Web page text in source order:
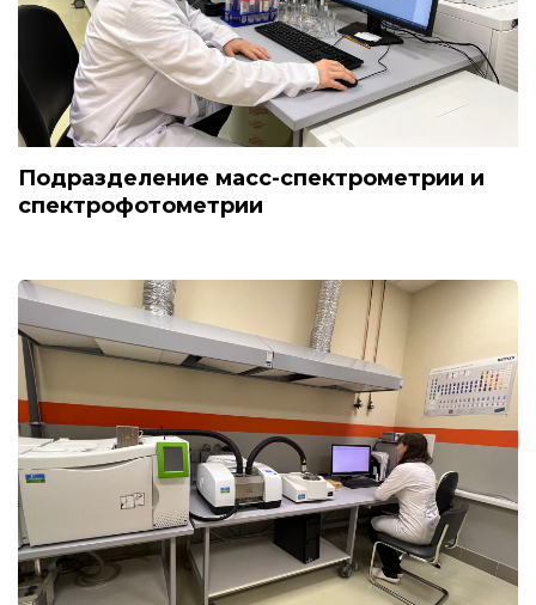
Подразделение масс-спектрометрии и
спектрофотометрии